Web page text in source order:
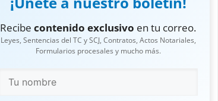
Recibecontenido exclusivo en tu correo.
Leyes, Sentencias del TC y SCJ, Contratos, Actos Notariales,
Formularios procesales y mucho más.